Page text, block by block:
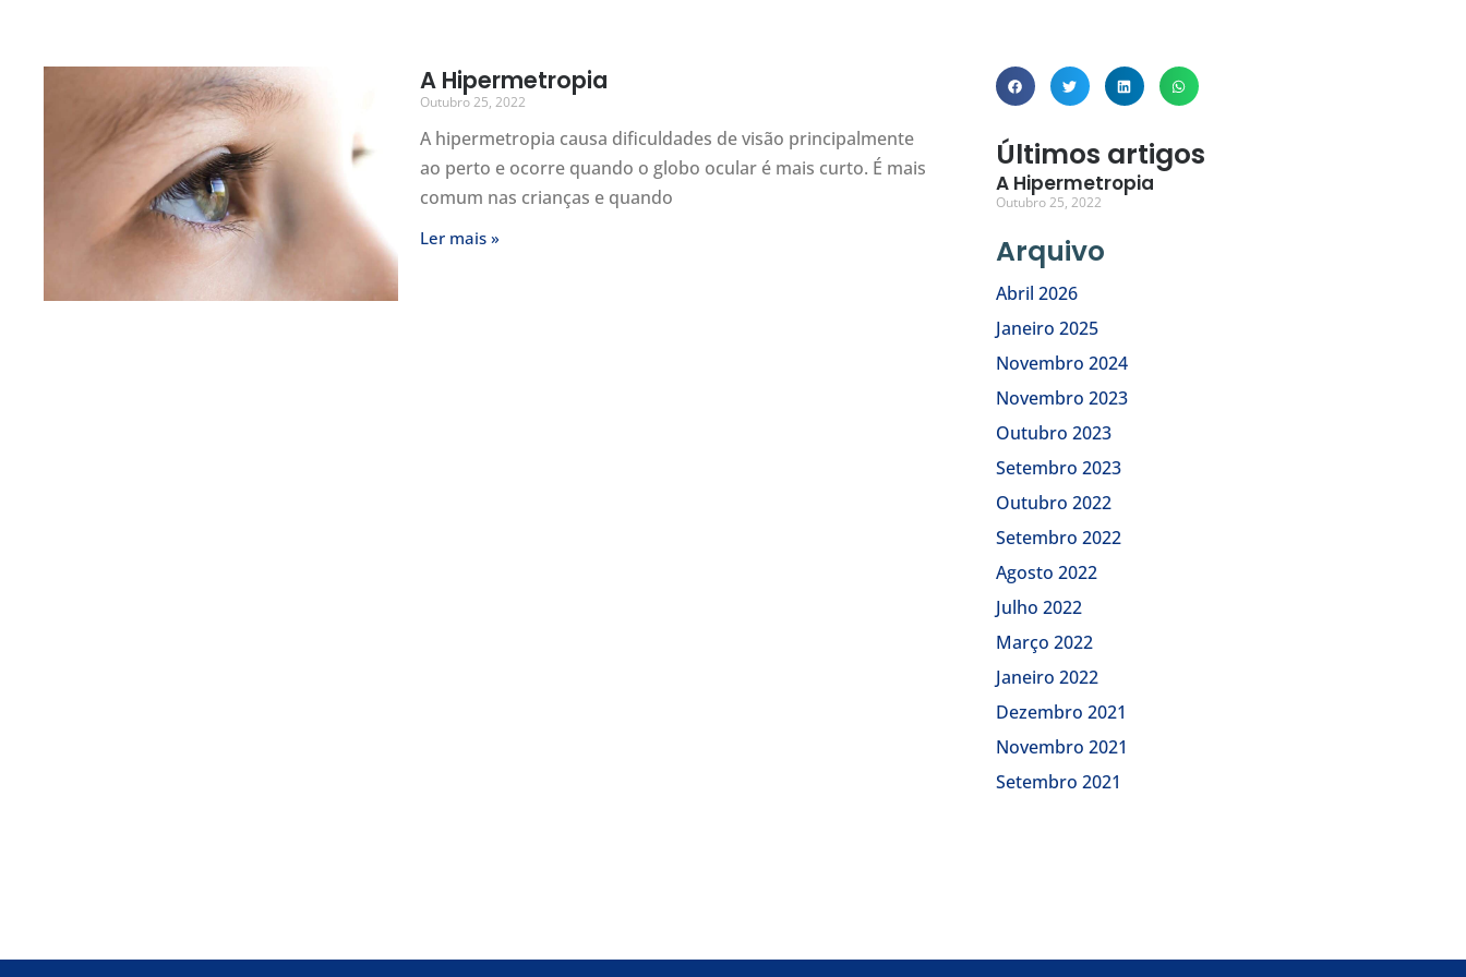
A Hipermetropia
Outubro 25, 2022
A hipermetropia causa dificuldades de visão principalmente
ao perto e ocorre quando o globo ocular é mais curto. É mais
comum nas crianças e quando
Ler mais »
Últimos artigos
A Hipermetropia
Outubro 25, 2022
Arquivo
Abril 2026
Janeiro 2025
Novembro 2024
Novembro 2023
Outubro 2023
Setembro 2023
Outubro 2022
Setembro 2022
Agosto 2022
Julho 2022
Março 2022
Janeiro 2022
Dezembro 2021
Novembro 2021
Setembro 2021